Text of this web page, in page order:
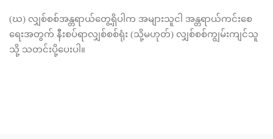
(ဃ) လျှစ်စစ်အန္တရာယ်တွေ့ရှိပါက အများသူငါ အန္တရာယ်ကင်းစေ
ရေးအတွက် နီးစပ်ရာလျှစ်စစ်ရုံး (သို့မဟုတ်) လျှစ်စစ်ကျွမ်းကျင်သူ
သို့ သတင်းပို့ပေးပါ။